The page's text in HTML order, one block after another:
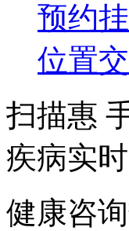
预约
位置交
扫描惠
疾病实
健康咨